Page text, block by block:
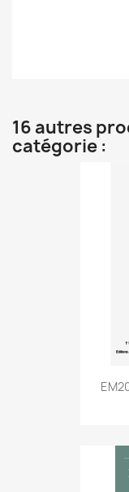
16 autres
catégorie :